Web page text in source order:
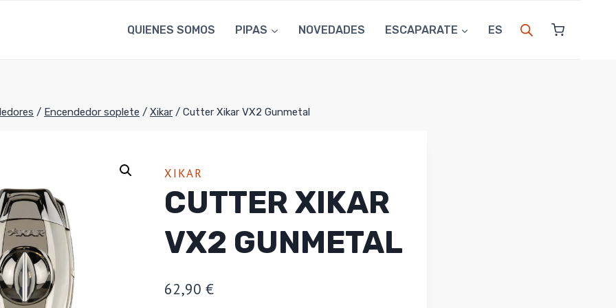
QUIENES SOMOS PIPAS NOVEDADES ESCAPARATE ES
/ Encendedor soplete / Xikar / Cutter Xikar VX2 Gunmetal
XIKAR
CUTTER XIKAR
VX2 GUNMETAL
62,90 €